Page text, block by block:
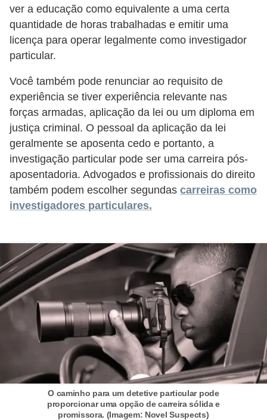
ver a educação como equivalente a uma certa
quantidade de horas trabalhadas e emitir uma
licença para operar legalmente como investigador
particular.
Você também pode renunciar ao requisito de
experiência se tiver experiência relevante nas
forças armadas, aplicação da lei ou um diploma em
justiça criminal. O pessoal da aplicação da lei
geralmente se aposenta cedo e portanto, a
investigação particular pode ser uma carreira pós-
aposentadoria. Advogados e profissionais do direito
também podem escolher segundas carreiras como
investigadores particulares.
O caminho para um detetive particular pode
proporcionar uma opção de carreira sólida e
promissora. (Imagem: Novel Suspects)
n
o
t
a
b
a
l
h
o
P
o
t
a
r
i
1